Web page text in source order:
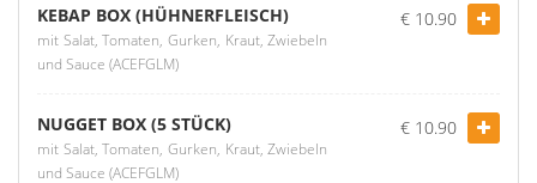
KEBAP BOX (HÜHNERFLEISCH)
mit Salat, Tomaten, Gurken, Kraut, Zwiebeln
und Sauce (ACEFGLM)
€ 10.90
NUGGET BOX (5 STÜCK)
mit Salat, Tomaten, Gurken, Kraut, Zwiebeln
und Sauce (ACEFGLM)
€ 10.90